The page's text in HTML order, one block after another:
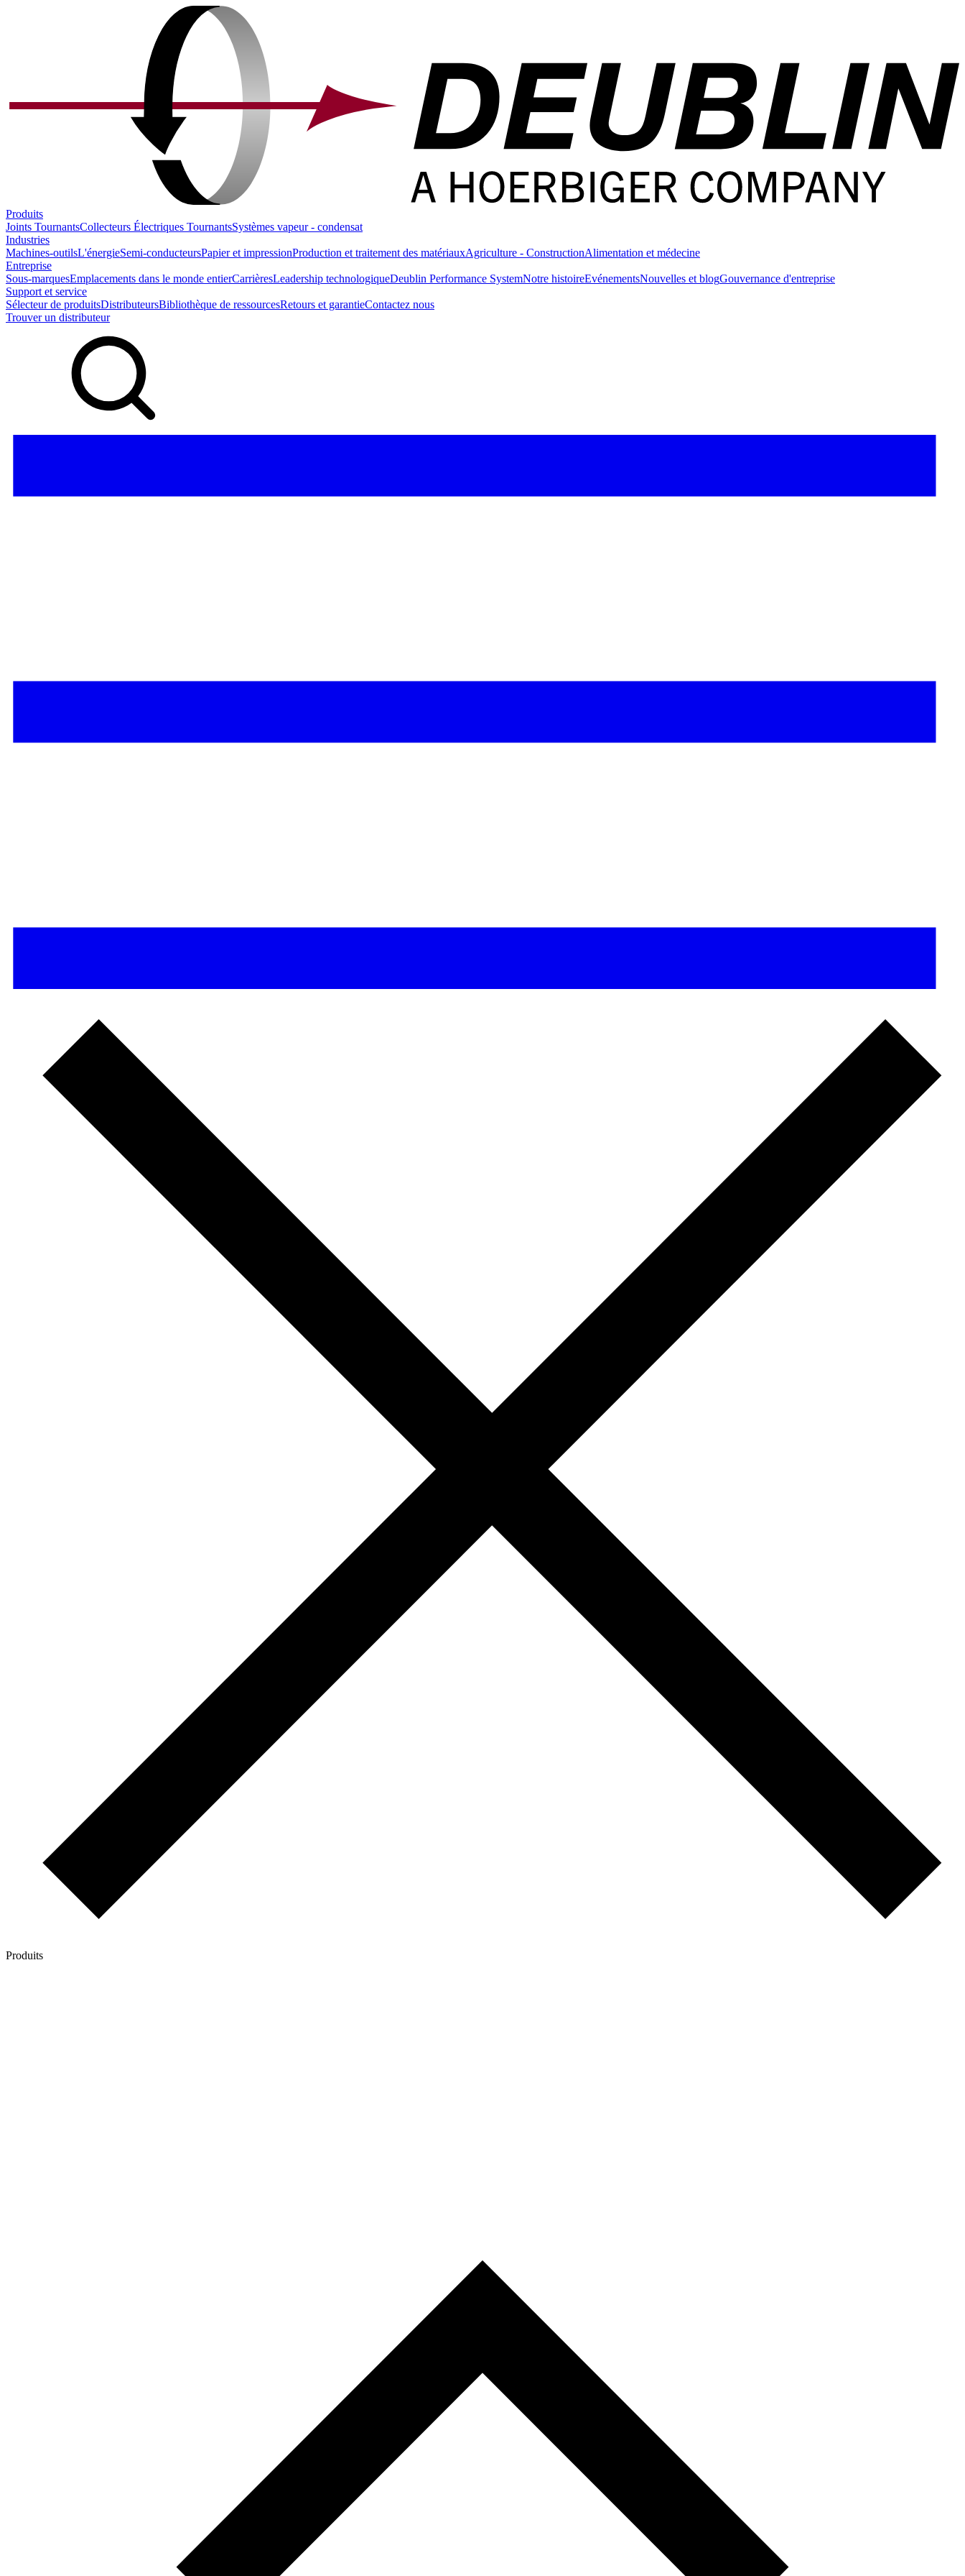
Produits
Joints TournantsCollecteurs Électriques TournantsSystèmes vapeur - condensat
Industries
Machines-outilsL'énergieSemi-conducteursPapier et impressionProduction et traitement des matériauxAgriculture - ConstructionAlimentation et médecine
Entreprise
Sous-marquesEmplacements dans le monde entierCarrièresLeadership technologiqueDeublin Performance SystemNotre histoireEvénementsNouvelles et blogGouvernance d'entreprise
Support et service
Sélecteur de produitsDistributeursBibliothèque de ressourcesRetours et garantieContactez nous
Trouver un distributeur
Produits